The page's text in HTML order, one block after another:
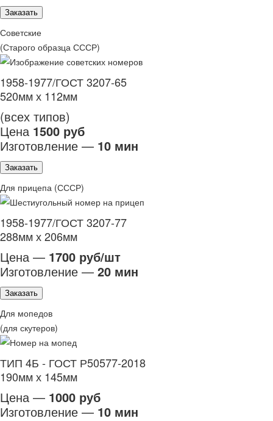
Заказать
Советские
(Старого образца СССР)
1958-1977/ГОСТ 3207-65
520мм х 112мм
(всех типов)
Цена 1500 руб
Изготовление — 10 мин
Заказать
Для прицепа (СССР)
1958-1977/ГОСТ 3207-77
288мм х 206мм
Цена — 1700 руб/шт
Изготовление — 20 мин
Заказать
Для мопедов
(для скутеров)
ТИП 4Б - ГОСТ Р50577-2018
190мм х 145мм
Цена — 1000 руб
Изготовление — 10 мин